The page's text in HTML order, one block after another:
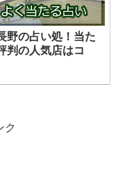
野の占い処！当た
判の人気店はコ
ク